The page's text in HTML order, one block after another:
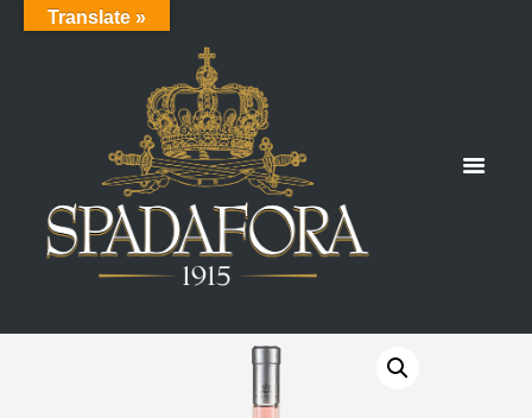
Translate »